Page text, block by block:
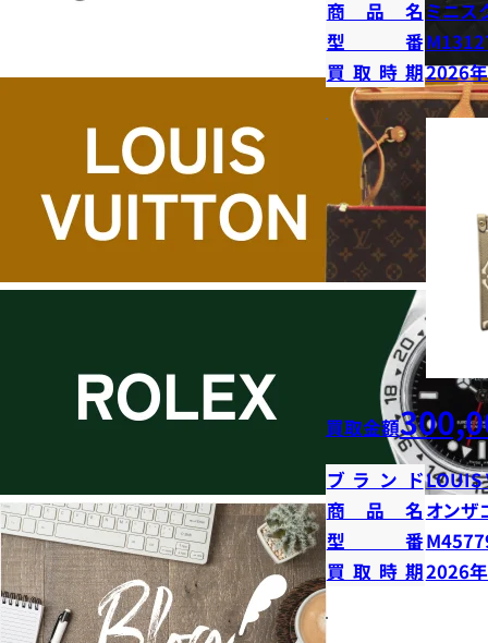
商品名 ミニス
型番
買取時期2026
買取金額
ブランドLOUIS
商品名 オンザ
型番
買取時期2026